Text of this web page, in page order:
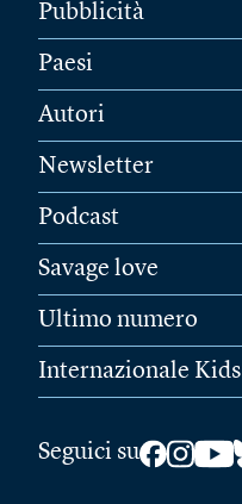
Pubblicità
Paesi
Autori
Newsletter
Podcast
Savage love
Ultimo numero
Internazionale Kids
Seguici su